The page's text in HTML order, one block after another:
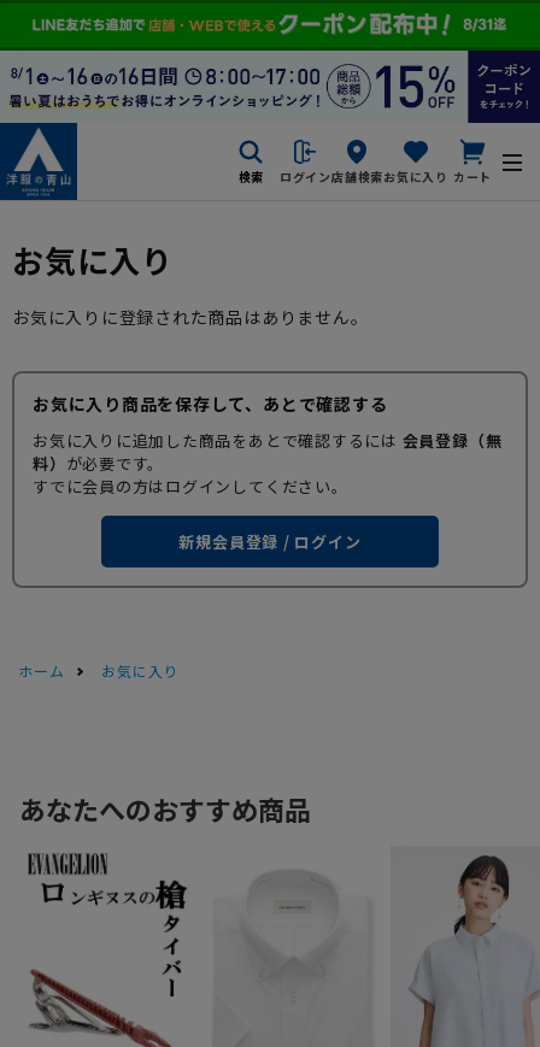
検索 ログイン店舗検索お気に入り カート
お気に入り
お気に入りに登録された商品はありません。
お気に入り商品を保存して、あとで確認する
お気に入りに追加した商品をあとで確認するには 会員登録（無
料） が必要です。
すでに会員の方はログインしてください。
新規会員登録 / ログイン
ホーム お気に入り